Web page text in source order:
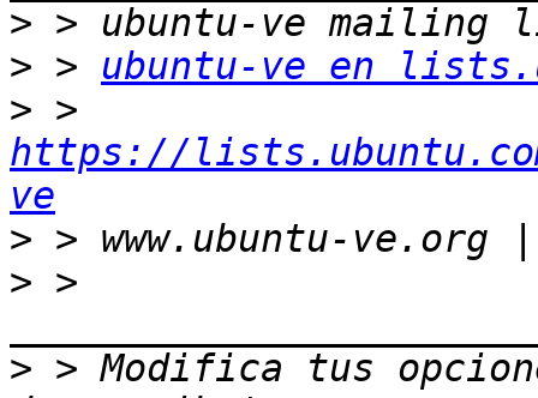
>
> > ubuntu-ve en
>
https://
ve
>
> >
> > Modifica tus